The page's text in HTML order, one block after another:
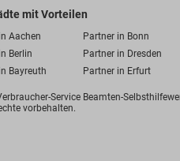
mit Vorteilen
Aachen Partner in Bonn
Berlin
Partner in Dresden
Bayreuth
Partner in Erfurt
Service Beamten-
vorbehalten.